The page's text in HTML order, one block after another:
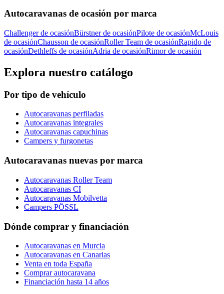
Autocaravanas de ocasión por marca
Challenger de ocasiónBürstner de ocasiónPilote de ocasiónMcLouis
de ocasiónChausson de ocasiónRoller Team de ocasiónRapido de
ocasiónDethleffs de ocasiónAdria de ocasiónRimor de ocasión
Explora nuestro catálogo
Por tipo de vehículo
Autocaravanas perfiladas
Autocaravanas integrales
Autocaravanas capuchinas
Campers y furgonetas
Autocaravanas nuevas por marca
Autocaravanas Roller Team
Autocaravanas CI
Autocaravanas Mobilvetta
Campers PÖSSL
Dónde comprar y financiación
Autocaravanas en Murcia
Autocaravanas en Canarias
Venta en toda España
Comprar autocaravana
Financiación hasta 14 años